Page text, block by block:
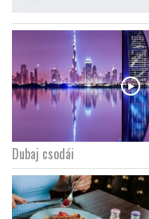
Dubaj csodái